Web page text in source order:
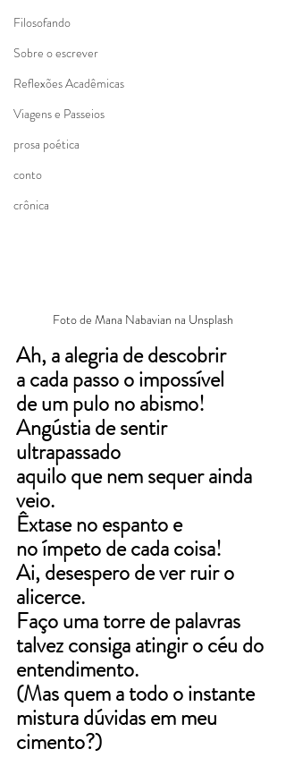
Filosofando
Sobre o escrever
Reflexões Acadêmicas
Viagens e Passeios
prosa poética
conto
crônica
Foto de Mana Nabavian na Unsplash
Ah, a alegria de descobrir
a cada passo o impossível
de um pulo no abismo!
Angústia de sentir
ultrapassado
aquilo que nem sequer ainda
veio.
Êxtase no espanto e
no ímpeto de cada coisa!
Ai, desespero de ver ruir o
alicerce.
Faço uma torre de palavras
talvez consiga atingir o céu do
entendimento.
(Mas quem a todo o instante
mistura dúvidas em meu
cimento?)